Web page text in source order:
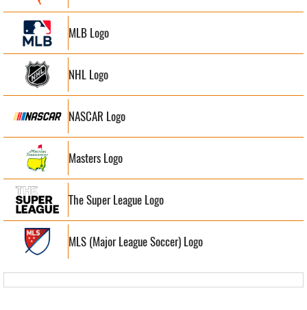
MLB Logo
NHL Logo
NASCAR Logo
Masters Logo
The Super League Logo
MLS (Major League Soccer) Logo